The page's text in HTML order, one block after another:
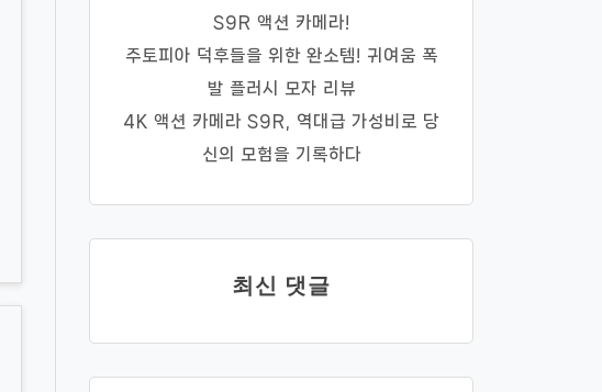
S9R 액션 카메라!
주토피아 덕후들을 위한 완소템! 귀여움 폭
발 플러시 모자 리뷰
4K 액션 카메라 S9R, 역대급 가성비로 당
신의 모험을 기록하다
최신 댓글